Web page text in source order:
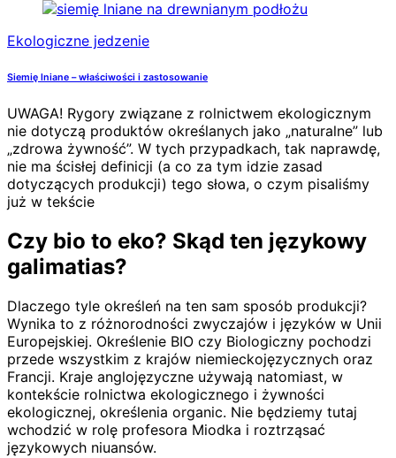
Ekologiczne jedzenie
Siemię lniane – właściwości i zastosowanie
UWAGA! Rygory związane z rolnictwem ekologicznym
nie dotyczą produktów określanych jako „naturalne” lub
„zdrowa żywność”. W tych przypadkach, tak naprawdę,
nie ma ścisłej definicji (a co za tym idzie zasad
dotyczących produkcji) tego słowa, o czym pisaliśmy
już w tekście
Czy bio to eko? Skąd ten językowy
galimatias?
Dlaczego tyle określeń na ten sam sposób produkcji?
Wynika to z różnorodności zwyczajów i języków w Unii
Europejskiej. Określenie BIO czy Biologiczny pochodzi
przede wszystkim z krajów niemieckojęzycznych oraz
Francji. Kraje anglojęzyczne używają natomiast, w
kontekście rolnictwa ekologicznego i żywności
ekologicznej, określenia organic. Nie będziemy tutaj
wchodzić w rolę profesora Miodka i roztrząsać
językowych niuansów.